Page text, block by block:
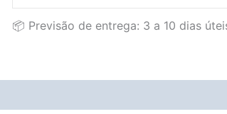
📦 Previsão de entrega: 3 a 10 dias